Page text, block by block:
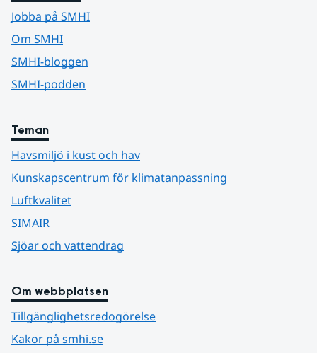
Jobba på SMHI
Om SMHI
SMHI-bloggen
SMHI-podden
Teman
Havsmiljö i kust och hav
Kunskapscentrum för klimatanpassning
Luftkvalitet
SIMAIR
Sjöar och vattendrag
Om webbplatsen
Tillgänglighetsredogörelse
Kakor på smhi.se